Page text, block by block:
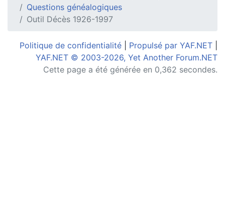
Questions généalogiques
Outil Décès 1926-1997
Politique de confidentialité Propulsé par YAF.NET
YAF.NET © 2003-2026, Yet Another Forum.NET
Cette page a été générée en 0,362 secondes.